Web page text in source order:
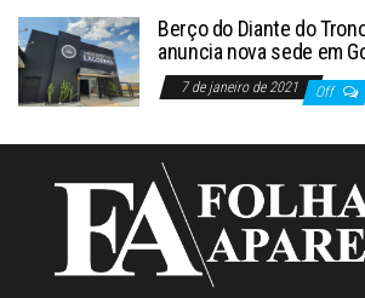
Berço do Diante do
anuncia nova sede em
7 de janeiro de 2021 Off